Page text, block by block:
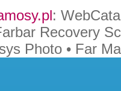
:
Recovery
Photo • Far